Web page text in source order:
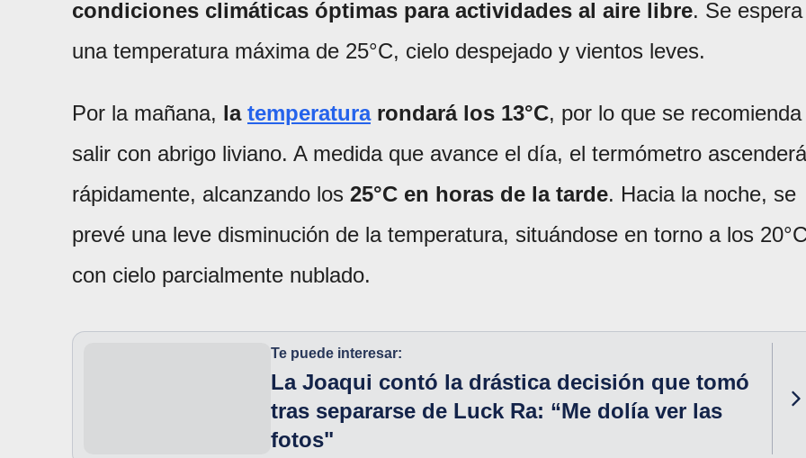
condiciones climáticas óptimas para actividades al aire libre. Se espera
una temperatura máxima de 25°C, cielo despejado y vientos leves.
Por la mañana, la temperaturarondará los 13°C, por lo que se recomienda
salir con abrigo liviano. A medida que avance el día, el termómetro ascenderá
rápidamente, alcanzando los 25°C en horas de la tarde. Hacia la noche, se
prevé una leve disminución de la temperatura, situándose en torno a los
con cielo parcialmente nublado.
Te puede interesar:
La Joaqui contó la drástica decisión que tomó
tras separarse de Luck Ra: “Me dolía ver las
fotos"